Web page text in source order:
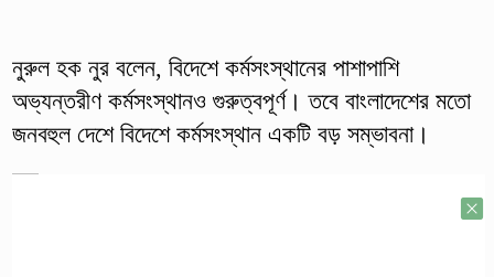
নুরুল হক নুর বলেন, বিদেশে কর্মসংস্থানের পাশাপাশি
অভ্যন্তরীণ কর্মসংস্থানও গুরুত্বপূর্ণ। তবে বাংলাদেশের মতো
জনবহুল দেশে বিদেশে কর্মসংস্থান একটি বড় সম্ভাবনা।